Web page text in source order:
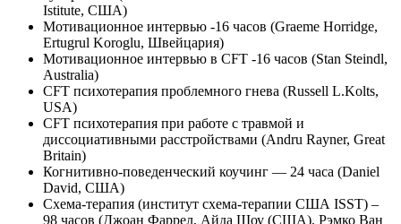
Istitute, США)
Мотивационное интервью -16 часов (Graeme Horridge,
Ertugrul Koroglu, Швейцария)
Мотивационное интервью в CFT -16 часов (Stan Steindl,
Australia)
CFT психотерапия проблемного гнева (Russell L.Kolts,
USA)
CFT психотерапия при работе с травмой и
диссоциативными расстройствами (Andru Rayner, Great
Britain)
Когнитивно-поведенческий коучинг — 24 часа (Daniel
David, США)
Схема-терапия (институт схема-терапии США ISST) –
98 часов (Джоан Фаррел, Айда Шоу (США), Рэмко Ван